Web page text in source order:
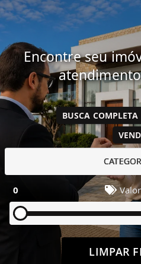
Encontre seu
BUSCA COMPLETA
0
LIMPAR